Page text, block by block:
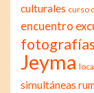
culturales curso
encuentro
fotografías
Jeyma
simultáneas